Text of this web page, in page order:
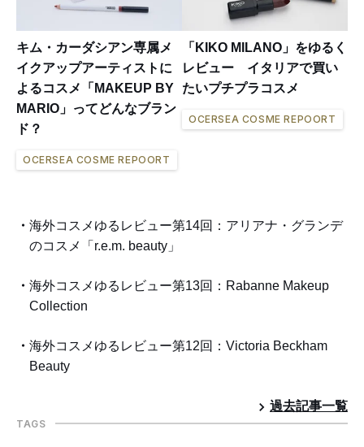
キム・カーダシアン専属メ
イクアップアーティストに
よるコスメ「MAKEUP BY
MARIO」ってどんなブラン
ド？
OCERSEA COSME REPOORT
「KIKO MILANO」をゆるく
レビュー イタリアで買い
たいプチプラコスメ
OCERSEA COSME REPOORT
海外コスメゆるレビュー第14回：アリアナ・グランデ
のコスメ「r.e.m. beauty」
海外コスメゆるレビュー第13回：Rabanne Makeup
Collection
海外コスメゆるレビュー第12回：Victoria Beckham
Beauty
過去記事一覧
TAGS